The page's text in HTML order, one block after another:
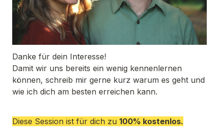
Danke für dein Interesse!
Damit wir uns bereits ein wenig kennenlernen
können, schreib mir gerne kurz warum es geht und
wie ich dich am besten erreichen kann.
Diese Session ist für dich zu 100% kostenlos.